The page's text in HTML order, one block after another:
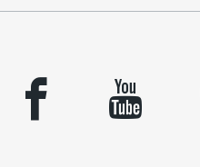
facebook youtube